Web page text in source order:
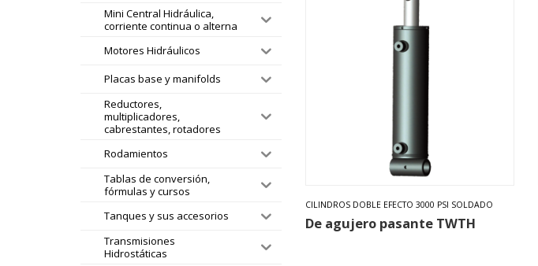
CILINDROS DOBLE EFECTO 3000 PSI SOLDADO
De agujero pasante TWTH
Mini Central Hidráulica,
corriente continua o alterna
Motores Hidráulicos
Placas base y manifolds
Reductores,
multiplicadores,
cabrestantes, rotadores
Rodamientos
Tablas de conversión,
fórmulas y cursos
Tanques y sus accesorios
Transmisiones
Hidrostáticas